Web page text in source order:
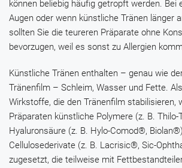
können beliebig häufig getropft werden. Bei
Augen oder wenn künstliche Tränen länger
sollten Sie die teureren Präparate ohne
bevorzugen, weil es sonst zu Allergien
Künstliche Tränen enthalten – genau wie
Tränenfilm – Schleim, Wasser und Fette.
Wirkstoffe, die den Tränenfilm stabilisieren,
Präparaten künstliche Polymere (z. B. Thilo-
Hyaluronsäure (z. B. Hylo-Comod®, Biolan®
Cellulosederivate (z. B. Lacrisic®, Sic-
zugesetzt, die teilweise mit